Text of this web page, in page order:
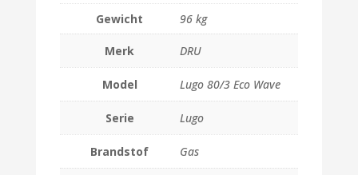
Gewicht 96 kg
Merk DRU
Model Lugo 80/3 Eco Wave
Serie Lugo
Brandstof Gas